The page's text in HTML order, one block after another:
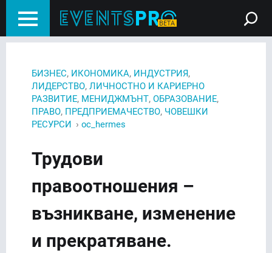
БИЗНЕС, ИКОНОМИКА, ИНДУСТРИЯ,
ЛИДЕРСТВО, ЛИЧНОСТНО И КАРИЕРНО
РАЗВИТИЕ, МЕНИДЖМЪНТ, ОБРАЗОВАНИЕ,
ПРАВО, ПРЕДПРИЕМАЧЕСТВО, ЧОВЕШКИ
РЕСУРСИ › oc_hermes
Трудови
правоотношения –
възникване, изменение
и прекратяване.